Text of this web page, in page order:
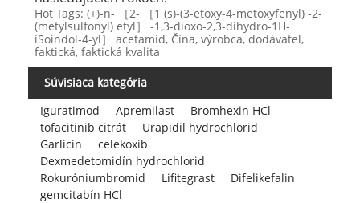
Hot Tags: (+)-n- ［2- ［1 (s)-(3-etoxy-4-metoxyfenyl) -2-
(metylsulfonyl) etyl］ -1,3-dioxo-2,3-dihydro-1H-
iSoindol-4-yl］ acetamid, Čína, výrobca, dodávateľ,
faktická, faktická kvalita
Súvisiaca kategória
Iguratimod
Apremilast
Bromhexin HCl
tofacitinib citrát
Urapidil hydrochlorid
Garlicin
celekoxib
Dexmedetomidín hydrochlorid
Rokuróniumbromid
Lifitegrast
Difelikefalin
gemcitabín HCl